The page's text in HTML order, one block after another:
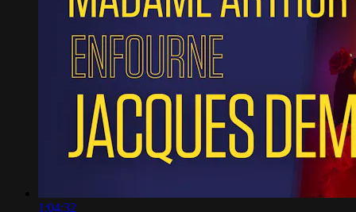
1:04:32